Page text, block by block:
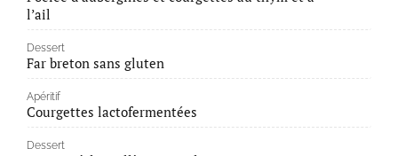
l’ail
Dessert
Far breton sans gluten
Apéritif
Courgettes lactofermentées
Dessert